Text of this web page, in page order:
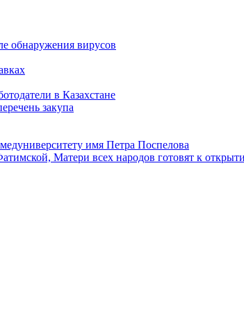
обнаружения вирусов
в Казахстане
закупа
имя Петра Поспелова
Матери всех народов готовят к